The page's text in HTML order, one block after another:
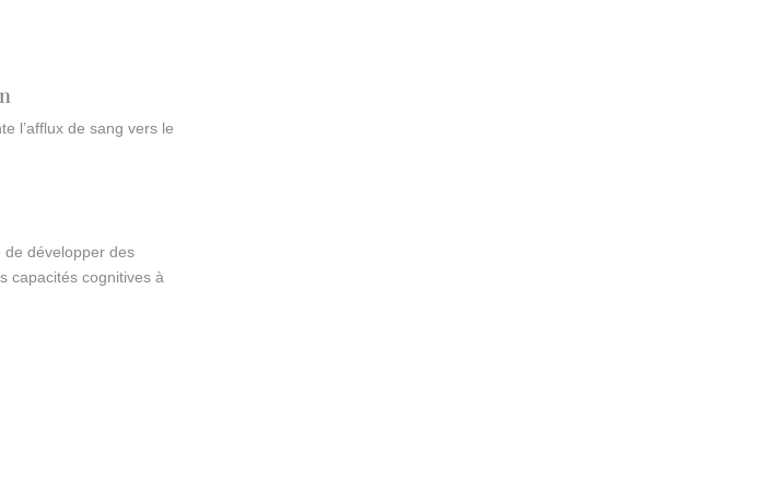
l’afflux de sang vers le
de développer des
capacités cognitives à